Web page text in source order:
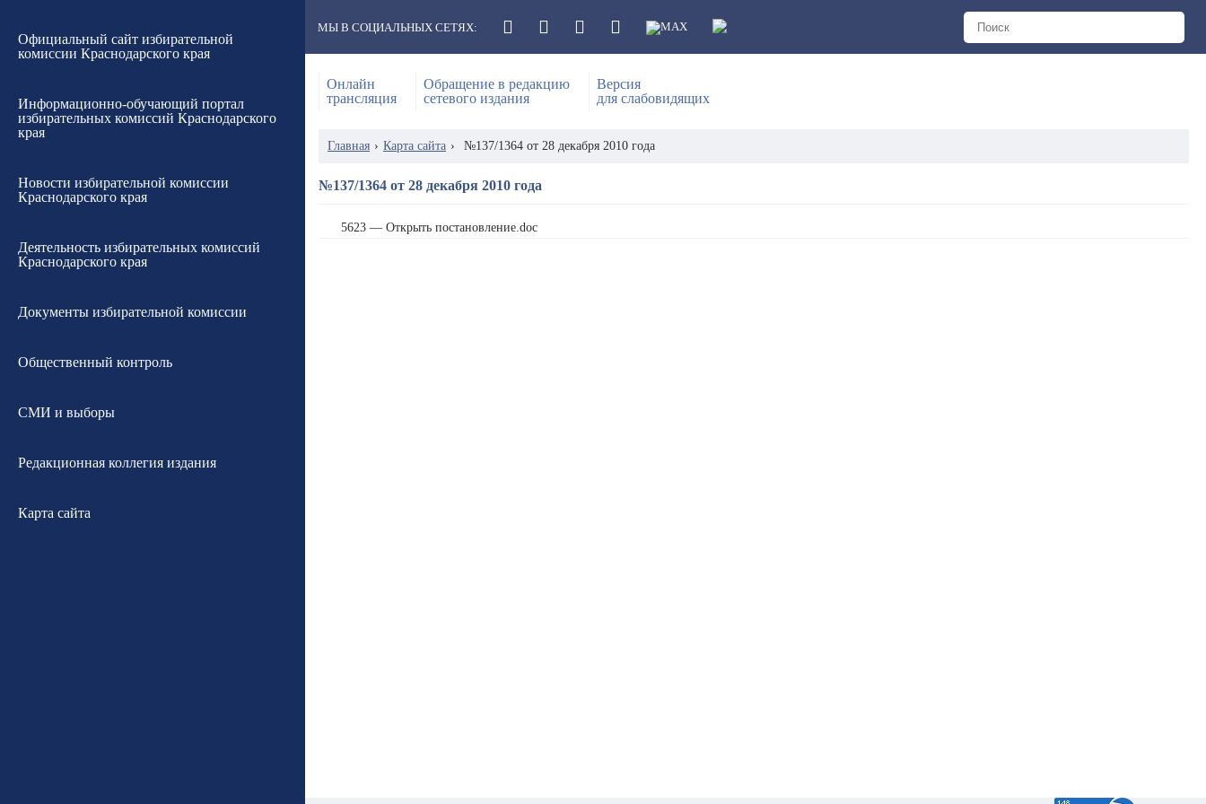
Официальный сайт избирательной
комиссии Краснодарского края
Информационно-обучающий портал
избирательных комиссий Краснодарского
края
Новости избирательной комиссии
Краснодарского края
Деятельность избирательных комиссий
Краснодарского края
Документы избирательной комиссии
Общественный контроль
СМИ и выборы
Редакционная коллегия издания
Карта сайта
МЫ В СОЦИАЛЬНЫХ СЕТЯХ:
Онлайн
трансляция
Обращение в редакцию
сетевого издания
Версия
для слабовидящих
Главная › Карта сайта › №137/1364 от 28 декабря 2010 года
№137/1364 от 28 декабря 2010 года
5623 — Открыть постановление.doc